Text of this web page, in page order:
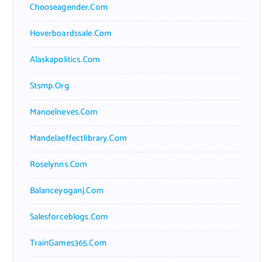
Chooseagender.com
Hoverboardssale.com
Alaskapolitics.com
Stsmp.org
Manoelneves.com
Mandelaeffectlibrary.com
Roselynns.com
Balanceyoganj.com
Salesforceblogs.com
TrainGames365.com